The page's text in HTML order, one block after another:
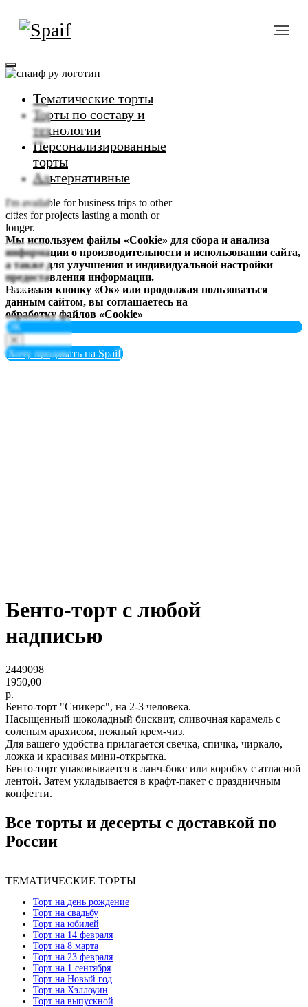
Тематические торты
Торты по составу и
технологии
Персонализированные
торты
Альтернативные
I'm available for business trips to other
cities for projects lasting a month or
longer.
Мы используем файлы «Cookie» для сбора и анализа
информации о производительности и использовании сайта,
а также для улучшения и индивидуальной настройки
предоставления информации.
Нажимая кнопку «Ок» или продолжая пользоваться
данным сайтом, вы соглашаетесь на
обработку файлов «Cookie»
ОК
Меню
Вход
Избранное
Хочу продавать на Spaif
Бенто-торт с любой
надписью
2449098
1950,00
р.
Бенто-торт "Сникерс", на 2-3 человека.
Насыщенный шоколадный бисквит, сливочная карамель с
соленым арахисом, нежный крем-чиз.
Для вашего удобства прилагается свечка, спичка, чиркало,
ложка и красивая мини-открытка.
Бенто-торт упаковывается в ланч-бокс или коробку с атласной
лентой. Затем укладывается в крафт-пакет с праздничным
конфетти.
Все торты и десерты с доставкой по
России
ТЕМАТИЧЕСКИЕ ТОРТЫ
Торт на день рождение
Торт на свадьбу
Торт на юбилей
Торт на 14 февраля
Торт на 8 марта
Торт на 23 февраля
Торт на 1 сентября
Торт на Новый год
Торт на Хэллоуин
Торт на выпускной